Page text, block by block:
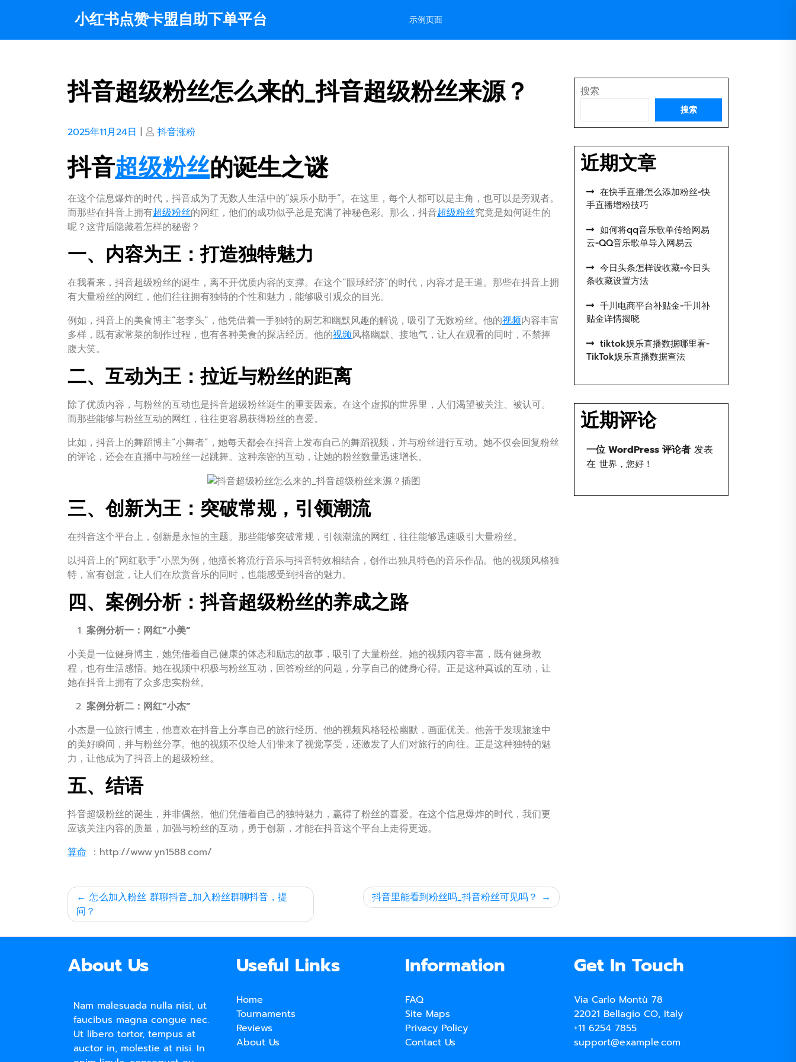
小红书点赞卡盟自助下单平台 示例页面
抖音超级粉丝怎么来的_抖音超级粉丝来源？
Posted
2025年11月24日 | Posted
抖音涨粉
抖音超级粉丝的诞生之谜
在这个信息爆炸的时代，抖音成为了无数人生活中的“娱乐小助手”。在这里，每个人都可以是主角，也可以是旁观者。
而那些在抖音上拥有超级粉丝的网红，他们的成功似乎总是充满了神秘色彩。那么，抖音超级粉丝究竟是如何诞生的
呢？这背后隐藏着怎样的秘密？
一、内容为王：打造独特魅力
在我看来，抖音超级粉丝的诞生，离不开优质内容的支撑。在这个“眼球经济”的时代，内容才是王道。那些在抖音上拥
有大量粉丝的网红，他们往往拥有独特的个性和魅力，能够吸引观众的目光。
例如，抖音上的美食博主“老李头”，他凭借着一手独特的厨艺和幽默风趣的解说，吸引了无数粉丝。他的视频内容丰富
多样，既有家常菜的制作过程，也有各种美食的探店经历。他的视频风格幽默、接地气，让人在观看的同时，不禁捧
腹大笑。
二、互动为王：拉近与粉丝的距离
除了优质内容，与粉丝的互动也是抖音超级粉丝诞生的重要因素。在这个虚拟的世界里，人们渴望被关注、被认可。
而那些能够与粉丝互动的网红，往往更容易获得粉丝的喜爱。
比如，抖音上的舞蹈博主“小舞者”，她每天都会在抖音上发布自己的舞蹈视频，并与粉丝进行互动。她不仅会回复粉丝
的评论，还会在直播中与粉丝一起跳舞。这种亲密的互动，让她的粉丝数量迅速增长。
三、创新为王：突破常规，引领潮流
在抖音这个平台上，创新是永恒的主题。那些能够突破常规，引领潮流的网红，往往能够迅速吸引大量粉丝。
以抖音上的“网红歌手”小黑为例，他擅长将流行音乐与抖音特效相结合，创作出独具特色的音乐作品。他的视频风格独
特，富有创意，让人们在欣赏音乐的同时，也能感受到抖音的魅力。
四、案例分析：抖音超级粉丝的养成之路
案例分析一：网红“小美”
小美是一位健身博主，她凭借着自己健康的体态和励志的故事，吸引了大量粉丝。她的视频内容丰富，既有健身教
程，也有生活感悟。她在视频中积极与粉丝互动，回答粉丝的问题，分享自己的健身心得。正是这种真诚的互动，让
她在抖音上拥有了众多忠实粉丝。
案例分析二：网红“小杰”
小杰是一位旅行博主，他喜欢在抖音上分享自己的旅行经历。他的视频风格轻松幽默，画面优美。他善于发现旅途中
的美好瞬间，并与粉丝分享。他的视频不仅给人们带来了视觉享受，还激发了人们对旅行的向往。正是这种独特的魅
力，让他成为了抖音上的超级粉丝。
五、结语
抖音超级粉丝的诞生，并非偶然。他们凭借着自己的独特魅力，赢得了粉丝的喜爱。在这个信息爆炸的时代，我们更
应该关注内容的质量，加强与粉丝的互动，勇于创新，才能在抖音这个平台上走得更远。
算命 ：http://www.yn1588.com/
文
章
导
航
怎么加入粉丝 群聊抖音_加入粉丝群聊抖音，提
问？
抖音里能看到粉丝吗_抖音粉丝可见吗？
搜索
搜索
近期文章
在快手直播怎么添加粉丝-快
手直播增粉技巧
如何将qq音乐歌单传给网易
云-QQ音乐歌单导入网易云
今日头条怎样设收藏-今日头
条收藏设置方法
千川电商平台补贴金-千川补
贴金详情揭晓
tiktok娱乐直播数据哪里看-
TikTok娱乐直播数据查法
近期评论
一位 WordPress 评论者 发表
在 世界，您好！
About Us
Nam malesuada nulla nisi, ut
faucibus magna congue nec.
Ut libero tortor, tempus at
auctor in, molestie at nisi. In
Useful Links
Home
Tournaments
Reviews
About Us
Information
FAQ
Site Maps
Privacy Policy
Contact Us
Get In Touch
Via Carlo Montù 78
22021 Bellagio CO, Italy
+11 6254 7855
support@example.com